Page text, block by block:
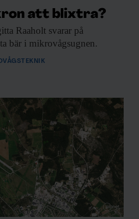
att blixtra?
Raaholt svarar på
bär i mikrovågsugnen.